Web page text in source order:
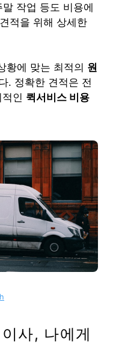
작업 등도 비용에
적을 위해 상세한
황에 맞는 최적의 원
. 정확한 견적은 전
인 퀵서비스 비용
사, 나에게